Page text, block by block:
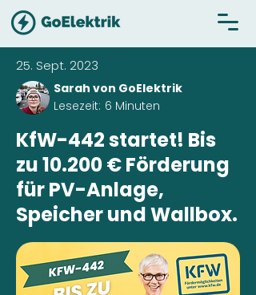
25. Sept. 2023
Sarah von GoElektrik
Lesezeit: 6 Minuten
KfW-442 startet! Bis
zu 10.200 € Förderung
für PV-Anlage,
Speicher und Wallbox.